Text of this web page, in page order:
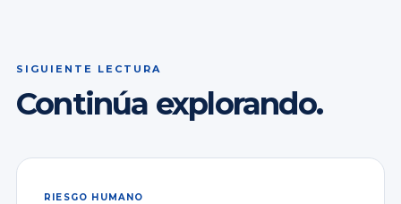
SIGUIENTE LECTURA
Continúa explorando.
RIESGO HUMANO